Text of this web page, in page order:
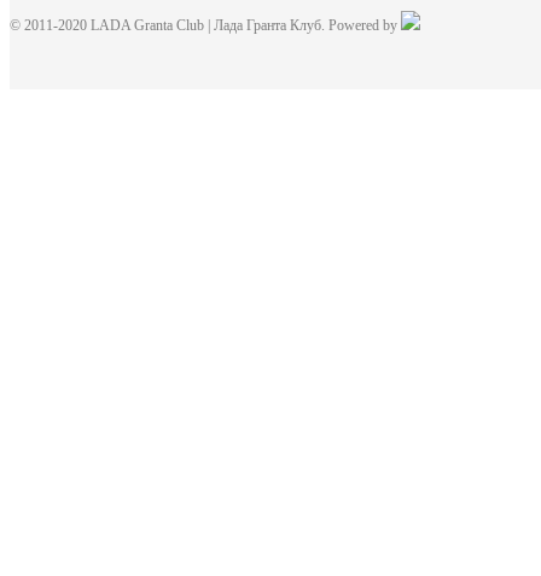
© 2011-2020 LADA Granta Club | Лада Гранта Клуб. Powered by